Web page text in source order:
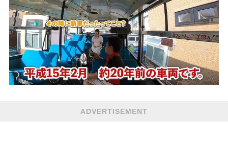
ADVERTISEMENT